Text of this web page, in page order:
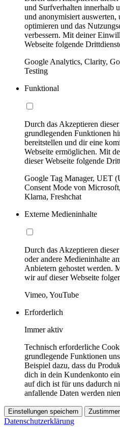
und Surfverhalten innerhalb
und anonymisiert auswerten,
optimieren und das
verbessern. Mit deiner
Webseite folgende
Google Analytics, Clarity,
Testing
Funktional
Durch das Akzeptieren
grundlegenden Funktionen
bereitstellen und dir eine
Webseite ermöglichen. Mit
dieser Webseite folgende
Google Tag Manager, UET
Consent Mode von
Klarna, Freshchat
Externe Medieninhalte
Durch das Akzeptieren
oder andere Medieninhalte
Anbietern gehostet werden.
wir auf dieser Webseite
Vimeo, YouTube
Erforderlich
Immer aktiv
Technisch erforderliche
grundlegende Funktionen
Beispiel dazu, dass du
dich in dein Kundenkonto
auf dich ist für uns dadurch
anfallende Daten werden
Einstellungen speichern
Datenschutzerklärung